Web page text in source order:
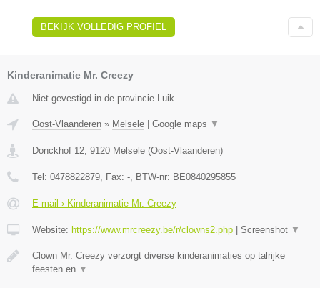
BEKIJK VOLLEDIG PROFIEL
Kinderanimatie Mr. Creezy
Niet gevestigd in de provincie Luik.
Oost-Vlaanderen » Melsele Google maps ▼
Donckhof 12, 9120 Melsele (Oost-Vlaanderen)
Tel: 0478822879, Fax: -, BTW-nr: BE0840295855
E-mail › Kinderanimatie Mr. Creezy
Website: https://www.mrcreezy.be/r/clowns2.php Screenshot ▼
Clown Mr. Creezy verzorgt diverse kinderanimaties op talrijke
feesten en ▼